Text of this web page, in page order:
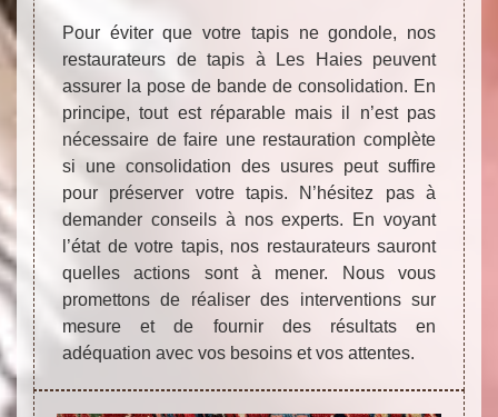
Pour éviter que votre tapis ne gondole, nos
restaurateurs de tapis à Les Haies peuvent
assurer la pose de bande de consolidation. En
principe, tout est réparable mais il n’est pas
nécessaire de faire une restauration complète
si une consolidation des usures peut suffire
pour préserver votre tapis. N’hésitez pas à
demander conseils à nos experts. En voyant
l’état de votre tapis, nos restaurateurs sauront
quelles actions sont à mener. Nous vous
promettons de réaliser des interventions sur
mesure et de fournir des résultats en
adéquation avec vos besoins et vos attentes.